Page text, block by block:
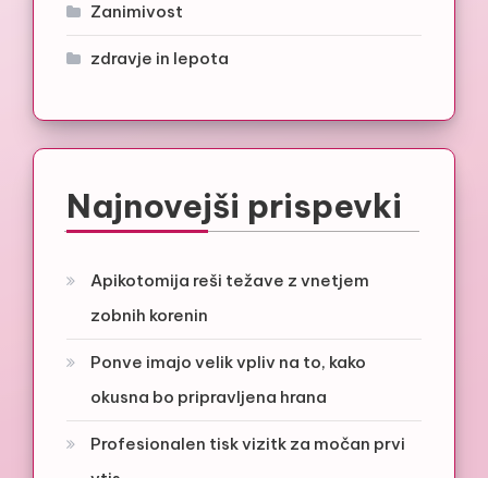
Zanimivost
zdravje in lepota
Najnovejši prispevki
Apikotomija reši težave z vnetjem
zobnih korenin
Ponve imajo velik vpliv na to, kako
okusna bo pripravljena hrana
Profesionalen tisk vizitk za močan prvi